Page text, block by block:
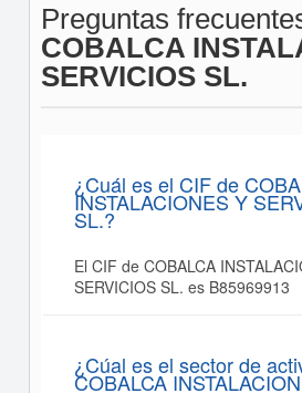
Preguntas
COBALCA
SERVICIOS SL.
¿Cuál es el CIF de
INSTALACIONES Y
SL.?
El CIF de COBALCA
SERVICIOS SL. es B85969913
¿Cúal es el sector de
COBALCA